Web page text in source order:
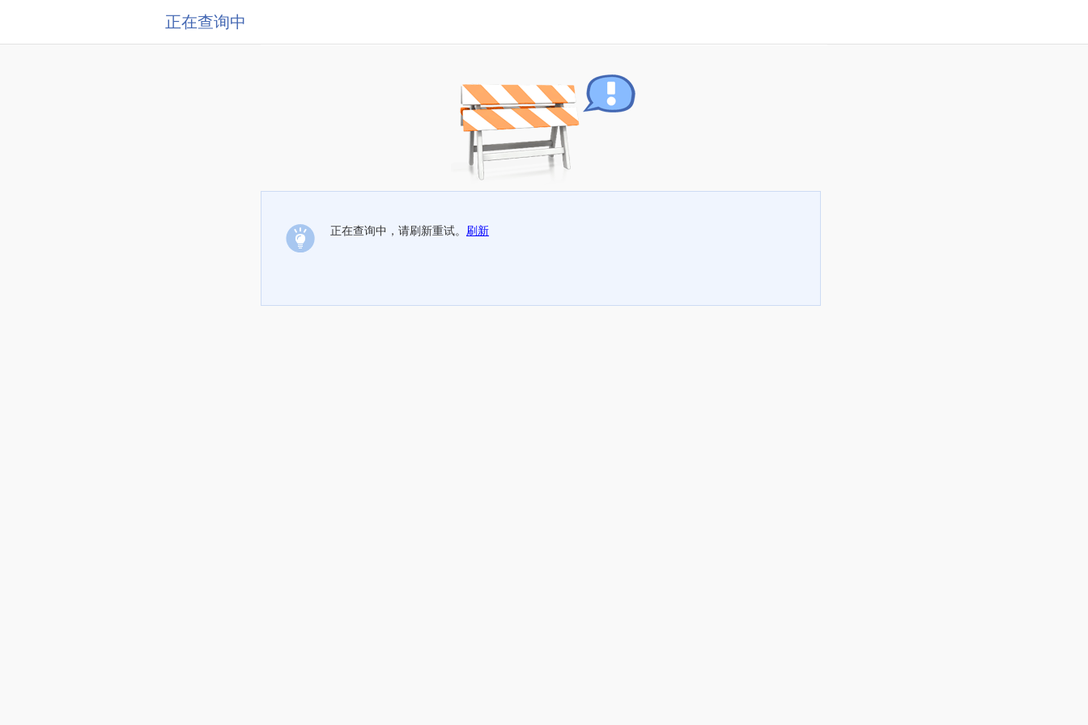
正在查询中
正在查询中，请刷新重试。 刷新